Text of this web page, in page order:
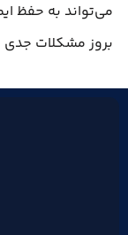
می‌تواند به حفظ
بروز مشکلات جدی